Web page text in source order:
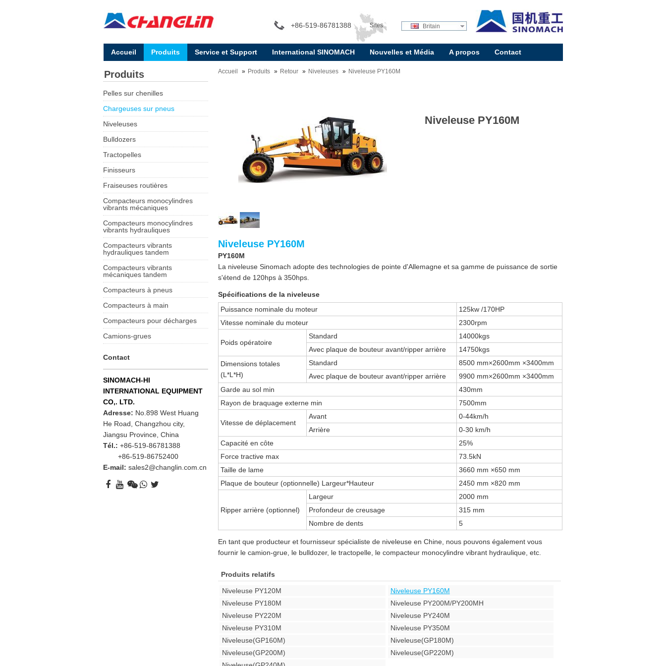
+86-519-86781388 Sites
internationaux:
Britain
Accueil Produits Service et Support International SINOMACH Nouvelles et Média A propos Contact
Accueil Produits Retour Niveleuses Niveleuse PY160M
Niveleuse PY160M
Niveleuse PY160M
PY160M
La niveleuse Sinomach adopte des technologies de pointe d'Allemagne et sa gamme de puissance de sortie
s'étend de 120hps à 350hps.
Spécifications de la niveleuse
Puissance nominale du moteur
125kw /170HP
Vitesse nominale du moteur
2300rpm
Poids opératoire
Standard
14000kgs
Avec plaque de bouteur avant/ripper arrière
14750kgs
Dimensions totales
(L*L*H)
Standard
8500 mm×2600mm ×3400mm
Avec plaque de bouteur avant/ripper arrière
9900 mm×2600mm ×3400mm
Garde au sol min
430mm
Rayon de braquage externe min
7500mm
Vitesse de déplacement
Avant
0-44km/h
Arrière
0-30 km/h
Capacité en côte
25%
Force tractive max
73.5kN
Taille de lame
3660 mm ×650 mm
Plaque de bouteur (optionnelle) Largeur*Hauteur
2450 mm ×820 mm
Ripper arrière (optionnel)
Largeur
2000 mm
Profondeur de creusage
315 mm
Nombre de dents
5
En tant que producteur et fournisseur spécialiste de niveleuse en Chine, nous pouvons également vous
fournir le camion-grue, le bulldozer, le tractopelle, le compacteur monocylindre vibrant hydraulique, etc.
Produits relatifs
Niveleuse PY120M
Niveleuse PY160M
Niveleuse PY180M
Niveleuse PY200M/PY200MH
Niveleuse PY220M
Niveleuse PY240M
Niveleuse PY310M
Niveleuse PY350M
Niveleuse(GP160M)
Niveleuse(GP180M)
Niveleuse(GP200M)
Niveleuse(GP220M)
Produits
Pelles sur chenilles
Chargeuses sur pneus
Niveleuses
Bulldozers
Tractopelles
Finisseurs
Fraiseuses routières
Compacteurs monocylindres
vibrants mécaniques
Compacteurs monocylindres
vibrants hydrauliques
Compacteurs vibrants
hydrauliques tandem
Compacteurs vibrants
mécaniques tandem
Compacteurs à pneus
Compacteurs à main
Compacteurs pour décharges
Camions-grues
Contact
SINOMACH-HI
INTERNATIONAL EQUIPMENT
CO,. LTD.
Adresse: No.898 West Huang
He Road, Changzhou city,
Jiangsu Province, China
Tél.: +86-519-86781388
+86-519-86752400
E-mail:sales2@changlin.com.cn